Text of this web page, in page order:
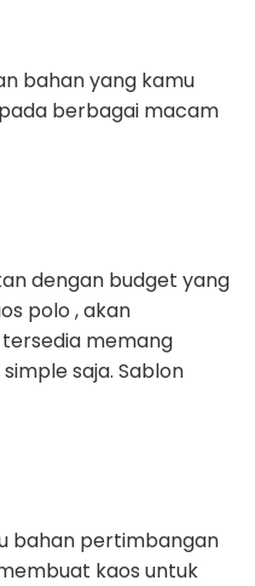
bahan yang kamu
berbagai macam
dengan budget yang
polo , akan
memang
saja. Sablon
bahan pertimbangan
kaos untuk